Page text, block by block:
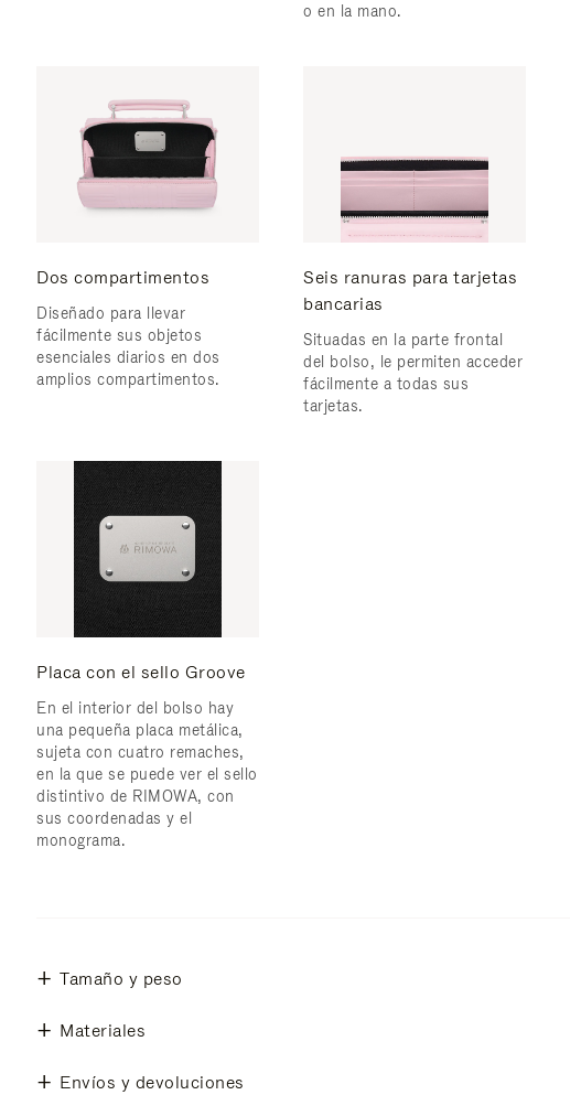
o en la mano.
Dos compartimentos
Diseñado para llevar
fácilmente sus objetos
esenciales diarios en dos
amplios compartimentos.
Seis ranuras para tarjetas
bancarias
Situadas en la parte frontal
del bolso, le permiten acceder
fácilmente a todas sus
tarjetas.
Placa con el sello Groove
En el interior del bolso hay
una pequeña placa metálica,
sujeta con cuatro remaches,
en la que se puede ver el sello
distintivo de RIMOWA, con
sus coordenadas y el
monograma.
Tamaño y peso
Materiales
Envíos y devoluciones